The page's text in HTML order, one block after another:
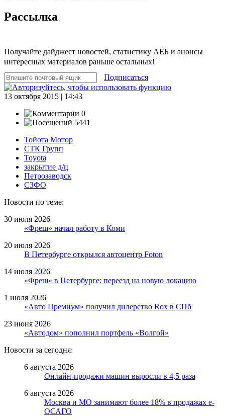
Рассылка
Получайте дайджест новостей, статистику АЕБ и анонсы
интересных материалов раньше остальных!
Подписаться
13 октября 2015 | 14:43
0
5441
Тойота Мотор
СТК Групп
Toyota
закрытие д/ц
Петрозаводск
СЗФО
Новости по теме:
30 июля 2026
«Фреш» начал работу в Коми
20 июля 2026
В Петербурге открылся автоцентр Foton
14 июля 2026
«Фреш» в Петербурге: переезд на новую локацию
1 июля 2026
«Авто Премиум» получил дилерство Rox в СПб
23 июня 2026
«Автодом» пополнил портфель «Волгой»
Новости за сегодня:
6 августа 2026
Онлайн-продажи машин выросли в 4,5 раза
6 августа 2026
Москва и МО занимают более 18% в продажах е-
ОСАГО